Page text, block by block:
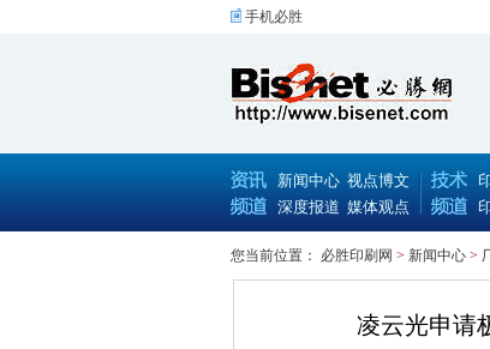
手机必胜
新闻中心 视点博文
深度报道 媒体观点
您当前位置： 必胜印刷网 > 新闻中心 >
凌云光申请